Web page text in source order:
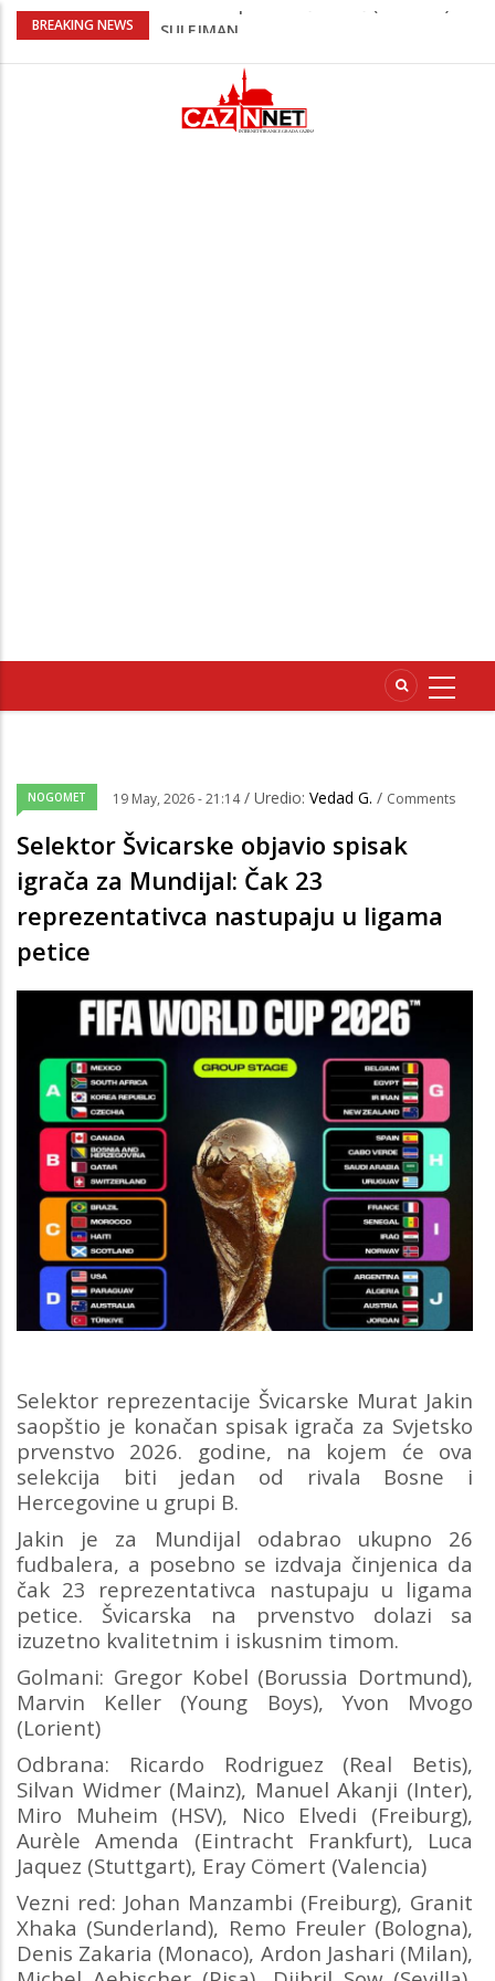
BREAKING NEWS
Kafa, umjetnost i Alajbegović: Juventus
Poznat termin dženaze NADAREVIĆ
Na Ahiret preselila SAMARDŽIĆ (rođ.
NOGOMET 19 May, 2026 - 21:14 / Uredio: Vedad G. / Comments
Selektor Švicarske objavio spisak
igrača za Mundijal: Čak 23
reprezentativca nastupaju u ligama
petice
Selektor reprezentacije Švicarske Murat Jakin
saopštio je konačan spisak igrača za Svjetsko
prvenstvo 2026. godine, na kojem će ova
selekcija biti jedan od rivala Bosne i
Hercegovine u grupi B.
Jakin je za Mundijal odabrao ukupno 26
fudbalera, a posebno se izdvaja činjenica da
čak 23 reprezentativca nastupaju u ligama
petice. Švicarska na prvenstvo dolazi sa
izuzetno kvalitetnim i iskusnim timom.
Golmani: Gregor Kobel (Borussia Dortmund),
Marvin Keller (Young Boys), Yvon Mvogo
(Lorient)
Odbrana: Ricardo Rodriguez (Real Betis),
Silvan Widmer (Mainz), Manuel Akanji (Inter),
Miro Muheim (HSV), Nico Elvedi (Freiburg),
Aurèle Amenda (Eintracht Frankfurt), Luca
Jaquez (Stuttgart), Eray Cömert (Valencia)
Vezni red: Johan Manzambi (Freiburg), Granit
Xhaka (Sunderland), Remo Freuler (Bologna),
Denis Zakaria (Monaco), Ardon Jashari (Milan),